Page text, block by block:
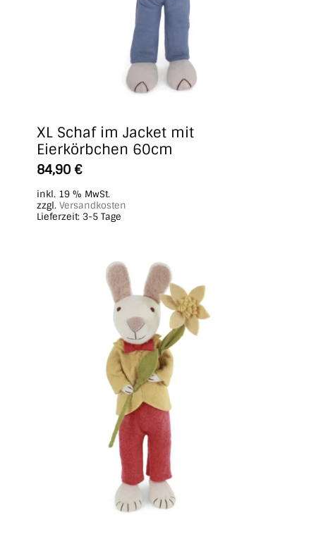
XL Schaf im Jacket mit
Eierkörbchen 60cm
84,90 €
inkl. 19 % MwSt.
zzgl. Versandkosten
Lieferzeit: 3-5 Tage